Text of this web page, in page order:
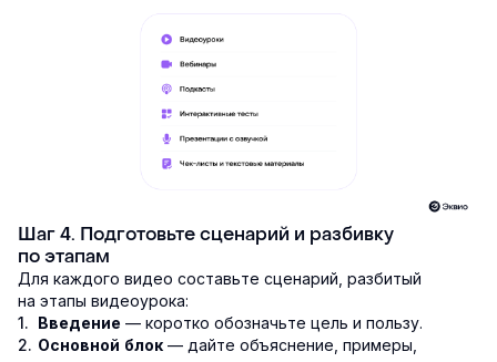
Шаг 4. Подготовьте сценарий и разбивку
по этапам
Для каждого видео составьте сценарий, разбитый
на этапы видеоурока:
Введение — коротко обозначьте цель и пользу.
Основной блок — дайте объяснение, примеры,